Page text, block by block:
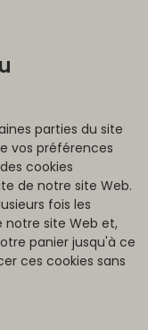
parties du site
vos préférences
cookies
de notre site Web.
fois les
notre site Web et,
panier jusqu'à ce
ces cookies sans